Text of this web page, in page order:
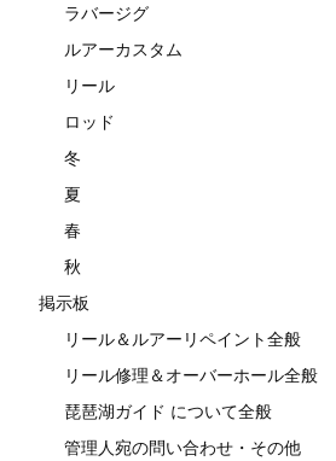
ラバージグ
ルアーカスタム
リール
ロッド
冬
夏
春
秋
掲示板
リール＆ルアーリペイント全般
リール修理＆オーバーホール全般
琵琶湖ガイド について全般
管理人宛の問い合わせ・その他